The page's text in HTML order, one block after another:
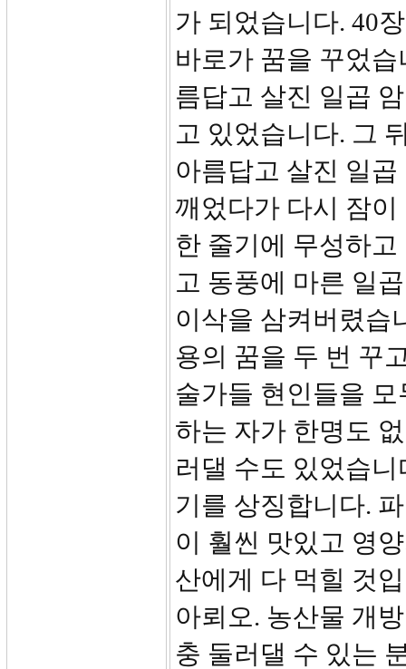
가 되었습니다. 40
바로가 꿈을 꾸었
름답고 살진 일곱
고 있었습니다. 그
아름답고 살진 일
깨었다가 다시 잠
한 줄기에 무성하
고 동풍에 마른 일
이삭을 삼켜버렸습
용의 꿈을 두 번 꾸
술가들 현인들을
하는 자가 한명도
러댈 수도 있었습
기를 상징합니다.
이 훨씬 맛있고 영
산에게 다 먹힐 것
아뢰오. 농산물 개
충 둘러댈 수 있는